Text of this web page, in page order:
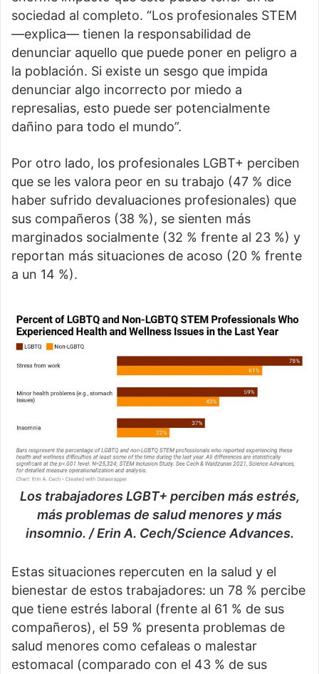
sociedad al completo. “Los profesionales STEM
—explica— tienen la responsabilidad de
denunciar aquello que puede poner en peligro a
la población. Si existe un sesgo que impida
denunciar algo incorrecto por miedo a
represalias, esto puede ser potencialmente
dañino para todo el mundo”.
Por otro lado, los profesionales LGBT+ perciben
que se les valora peor en su trabajo (47 % dice
haber sufrido devaluaciones profesionales) que
sus compañeros (38 %), se sienten más
marginados socialmente (32 % frente al 23 %) y
reportan más situaciones de acoso (20 % frente
a un 14 %).
Los trabajadores LGBT+ perciben más estrés,
más problemas de salud menores y más
insomnio. / Erin A. Cech/Science Advances.
Estas situaciones repercuten en la salud y el
bienestar de estos trabajadores: un 78 % percibe
que tiene estrés laboral (frente al 61 % de sus
compañeros), el 59 % presenta problemas de
salud menores como cefaleas o malestar
estomacal (comparado con el 43 % de sus